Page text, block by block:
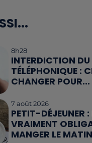
8h28
INTERDICTION
TÉLÉPHONIQUE :
CHANGER POUR...
7 août 2026
PETIT-DÉJEUNER
VRAIMENT
MANGER LE